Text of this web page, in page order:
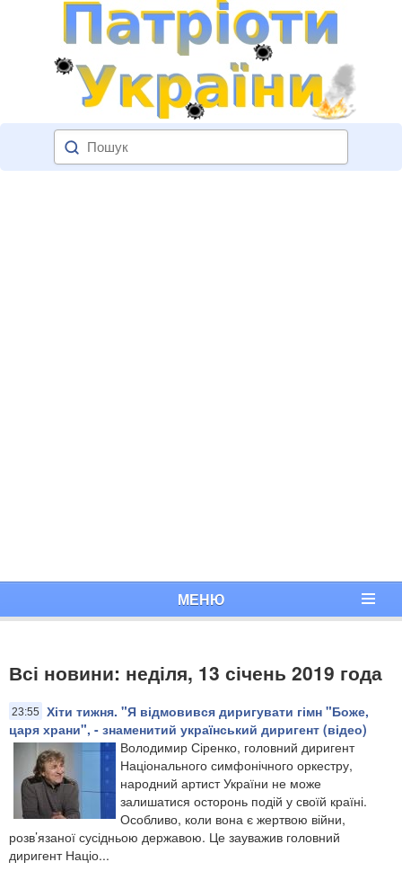
МЕНЮ
Всі новини: неділя, 13 січень 2019 года
23:55
Хіти тижня. "Я відмовився диригувати гімн "Боже,
царя храни", - знаменитий український диригент (відео)
Володимир Сіренко, головний диригент
Національного симфонічного оркестру,
народний артист України не може
залишатися осторонь подій у своїй країні.
Особливо, коли вона є жертвою війни,
розв’язаної сусідньою державою. Це зауважив головний
диригент Націо...